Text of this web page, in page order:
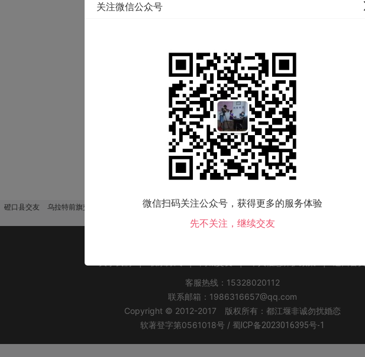
该地区没有会员，换个城市试试！
磴口县交友 乌拉特前旗交友 乌拉特中旗交友 乌拉特后旗交友 杭锦后旗交友
客服热线：15328020112
联系邮箱：1986316657@qq.com
Copyright © 2012-2017 版权所有：都江堰非诚勿扰婚恋
软著登字第0561018号 / 蜀ICP备2023016395号-1
关注微信公众号
微信扫码关注公众号，获得更多的服务体验
先不关注，继续交友